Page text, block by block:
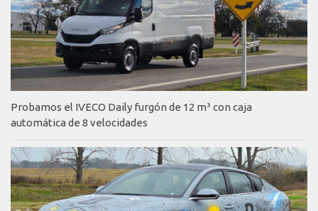
Probamos el IVECO Daily furgón de 12 m³ con caja
automática de 8 velocidades